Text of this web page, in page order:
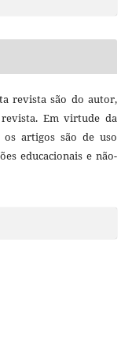
revista são do autor,
Em virtude da
os artigos são de uso
educacionais e não-